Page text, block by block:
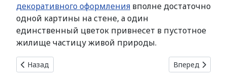
декоративного оформления вполне достаточно
одной картины на стене, а один
единственный цветок привнесет в пустотное
жилище частицу живой природы.
Предыдущий: Несколько советов по облагораживанию
Назад Следующий:
Вперед